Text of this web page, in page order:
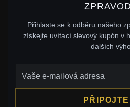
Přihlaste se k odběru našeho
získejte uvítací slevový kupón v
dalších